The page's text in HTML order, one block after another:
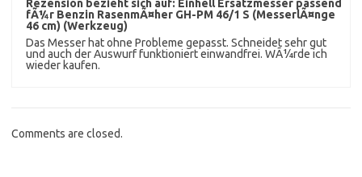
Rezension bezieht sich auf: Einhell Ersatzmesser passend
fÃ¼r Benzin RasenmÃ¤her GH-PM 46/1 S (MesserlÃ¤nge
46 cm) (Werkzeug)
Das Messer hat ohne Probleme gepasst. Schneidet sehr gut
und auch der Auswurf funktioniert einwandfrei. WÃ¼rde ich
wieder kaufen.
Comments are closed.